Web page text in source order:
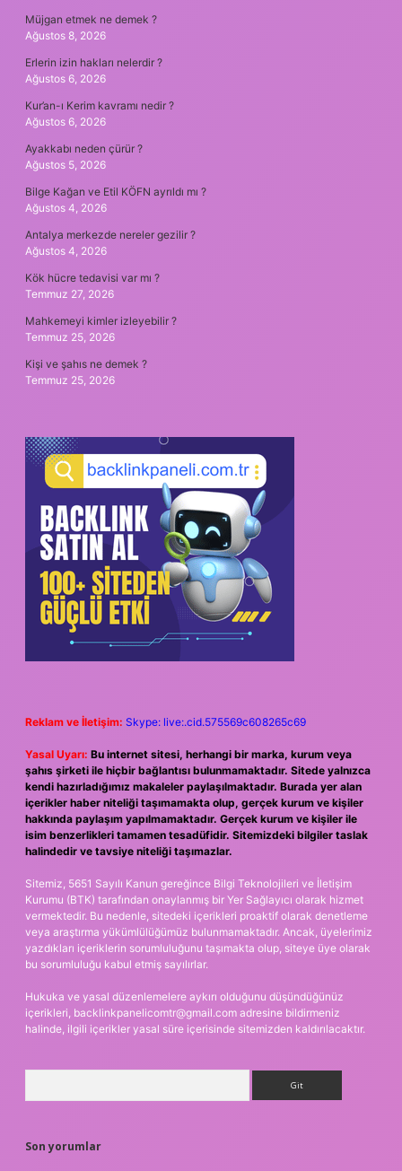
Müjgan etmek ne demek ?
Ağustos 8, 2026
Erlerin izin hakları nelerdir ?
Ağustos 6, 2026
Kur’an-ı Kerim kavramı nedir ?
Ağustos 6, 2026
Ayakkabı neden çürür ?
Ağustos 5, 2026
Bilge Kağan ve Etil KÖFN ayrıldı mı ?
Ağustos 4, 2026
Antalya merkezde nereler gezilir ?
Ağustos 4, 2026
Kök hücre tedavisi var mı ?
Temmuz 27, 2026
Mahkemeyi kimler izleyebilir ?
Temmuz 25, 2026
Kişi ve şahıs ne demek ?
Temmuz 25, 2026
Reklam ve İletişim: Skype: live:.cid.575569c608265c69
Yasal Uyarı: Bu internet sitesi, herhangi bir marka, kurum veya
şahıs şirketi ile hiçbir bağlantısı bulunmamaktadır. Sitede yalnızca
kendi hazırladığımız makaleler paylaşılmaktadır. Burada yer alan
içerikler haber niteliği taşımamakta olup, gerçek kurum ve kişiler
hakkında paylaşım yapılmamaktadır. Gerçek kurum ve kişiler ile
isim benzerlikleri tamamen tesadüfidir. Sitemizdeki bilgiler taslak
halindedir ve tavsiye niteliği taşımazlar.
Sitemiz, 5651 Sayılı Kanun gereğince Bilgi Teknolojileri ve İletişim
Kurumu (BTK) tarafından onaylanmış bir Yer Sağlayıcı olarak hizmet
vermektedir. Bu nedenle, sitedeki içerikleri proaktif olarak denetleme
veya araştırma yükümlülüğümüz bulunmamaktadır. Ancak, üyelerimiz
yazdıkları içeriklerin sorumluluğunu taşımakta olup, siteye üye olarak
bu sorumluluğu kabul etmiş sayılırlar.
Hukuka ve yasal düzenlemelere aykırı olduğunu düşündüğünüz
içerikleri, backlinkpanelicomtr@gmail.com adresine bildirmeniz
halinde, ilgili içerikler yasal süre içerisinde sitemizden kaldırılacaktır.
Son yorumlar